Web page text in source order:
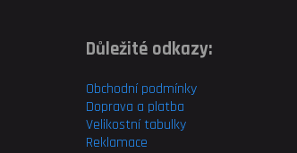
Důležité odkazy:
Obchodní podmínky
Doprava a platba
Velikostní tabulky
Reklamace